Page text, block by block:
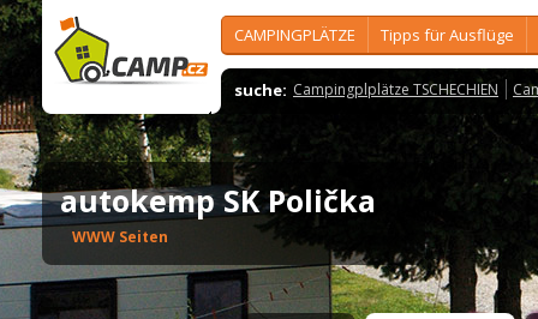
CAMPINGPLÄTZE Tipps für Ausflüge
suche: Campingplplätze TSCHECHIEN
autokemp SK Polička
WWW Seiten